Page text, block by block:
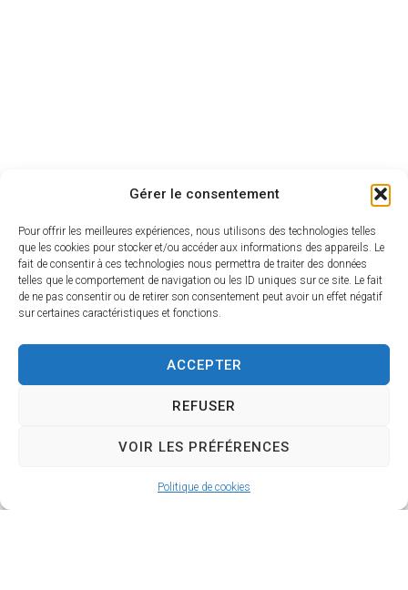
Gérer le consentement
Pour offrir les meilleures expériences, nous utilisons des technologies telles
que les cookies pour stocker et/ou accéder aux informations des appareils. Le
fait de consentir à ces technologies nous permettra de traiter des données
telles que le comportement de navigation ou les ID uniques sur ce site. Le fait
de ne pas consentir ou de retirer son consentement peut avoir un effet négatif
sur certaines caractéristiques et fonctions.
ACCEPTER
REFUSER
VOIR LES PRÉFÉRENCES
Politique de cookies